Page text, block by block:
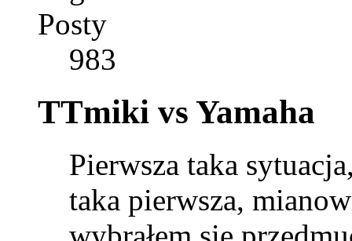
Posty
983
TTmiki vs Yamaha
Pierwsza taka
taka pierwsza,